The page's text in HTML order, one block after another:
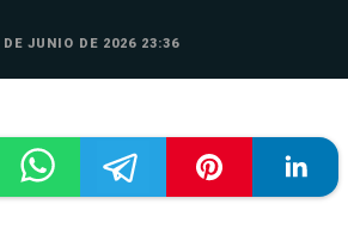
DE JUNIO DE 2026 23:36